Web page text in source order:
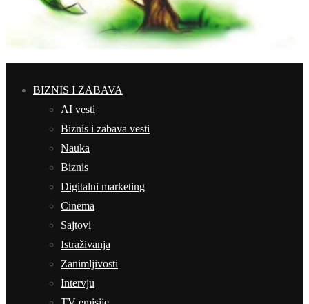
BIZNIS I ZABAVA
AI vesti
Biznis i zabava vesti
Nauka
Biznis
Digitalni marketing
Cinema
Sajtovi
Istraživanja
Zanimljivosti
Intervju